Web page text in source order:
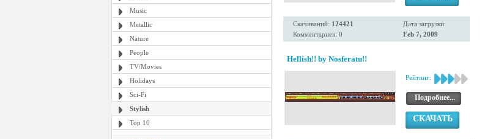
Music
Metallic
Nature
People
TV/Movies
Holidays
Sci-Fi
Stylish
Top 10
Скачиваний: 124421
Комментариев: 0
Дата загрузки:
Feb 7, 2009
Hellish!! by Nosferatu!!
Рейтинг:
Подробнее...
СКАЧАТЬ